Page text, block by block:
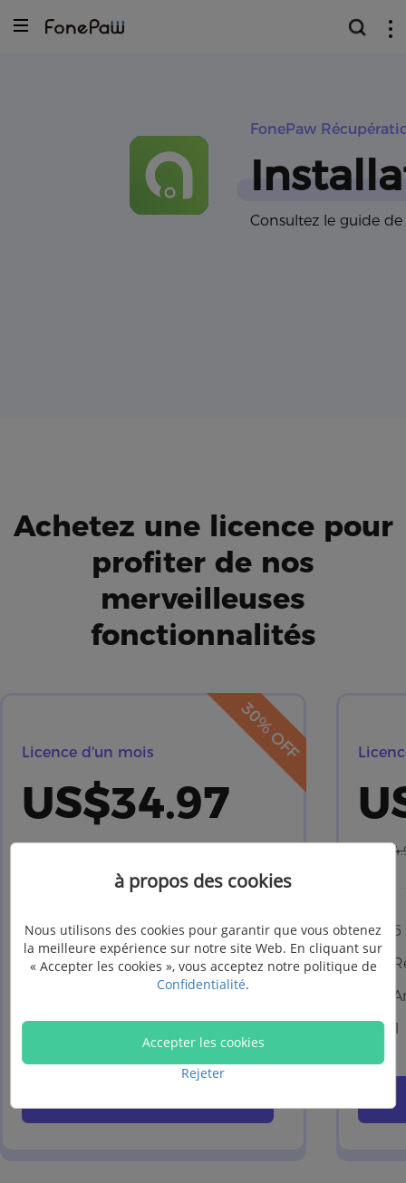
FonePaw
Consultez le guide
Achetez une licence pour
profiter de nos
merveilleuses
fonctionnalités
30% OFF
Licence d'un mois
US$34.97
6 appareils, 1 PC
Renouvellement automatique
à propos des cookies
Nous utilisons des cookies pour garantir que vous obtenez
la meilleure expérience sur notre site Web. En cliquant sur
« Accepter les cookies », vous acceptez notre politique de
Confidentialité.
Accepter les cookies
Rejeter